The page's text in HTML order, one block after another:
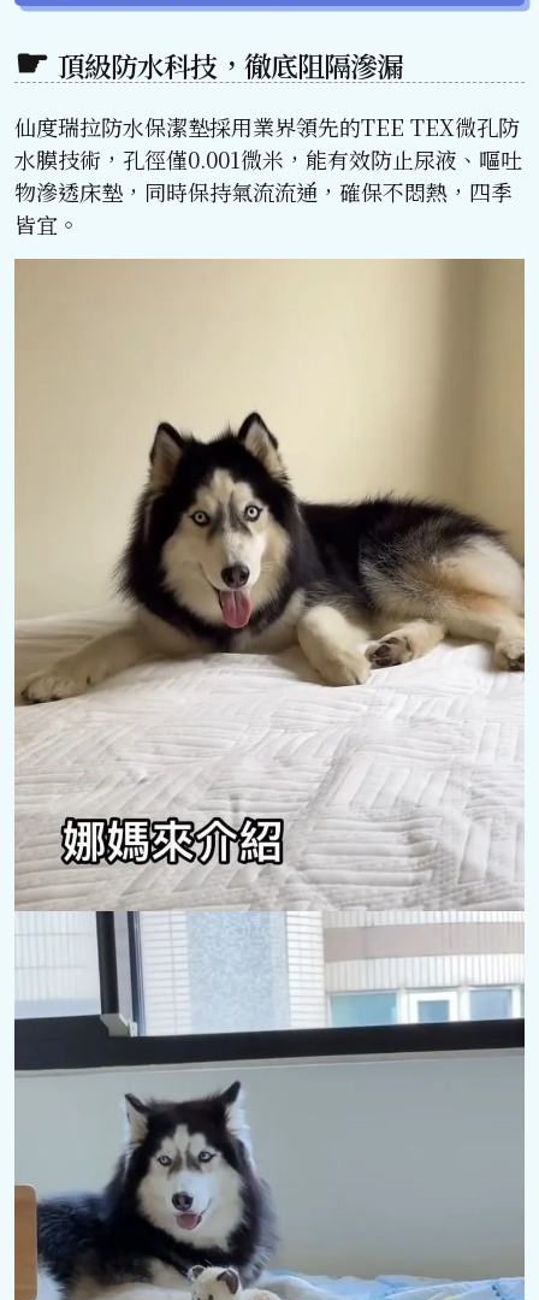
頂級防水科技，徹底阻隔滲漏
仙度瑞拉防水保潔墊採用業界領先的TEE TEX微孔防
水膜技術，孔徑僅0.001微米，能有效防止尿液、嘔吐
物滲透床墊，同時保持氣流流通，確保不悶熱，四季
皆宜。